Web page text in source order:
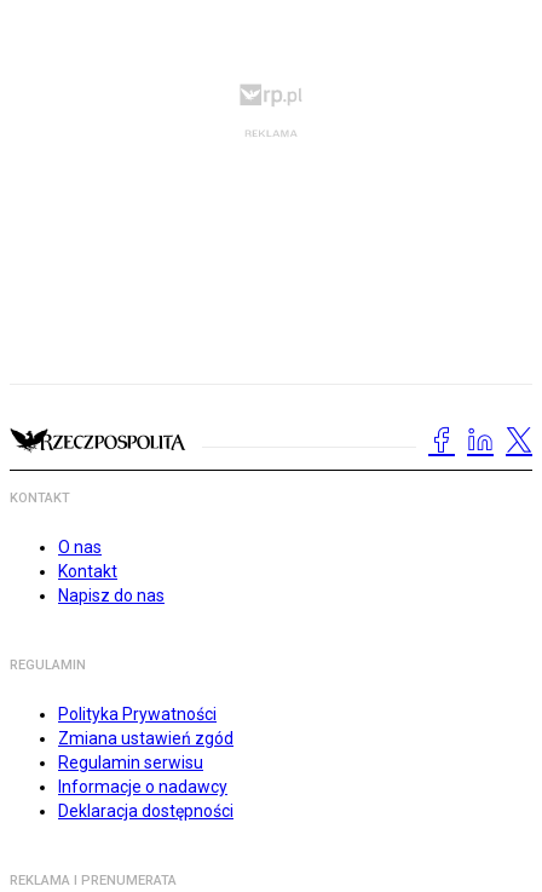
KONTAKT
O nas
Kontakt
Napisz do nas
REGULAMIN
Polityka Prywatności
Zmiana ustawień zgód
Regulamin serwisu
Informacje o nadawcy
Deklaracja dostępności
REKLAMA I PRENUMERATA